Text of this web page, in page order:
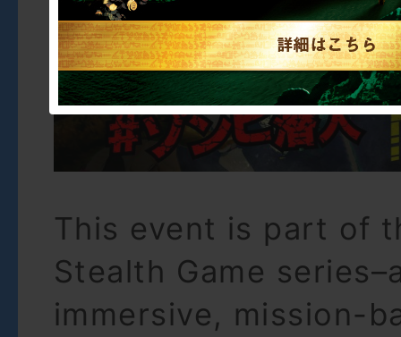
This event is part of
Stealth Game
immersive, mission-